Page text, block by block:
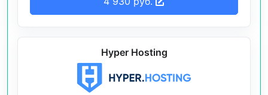
Hyper Hosting